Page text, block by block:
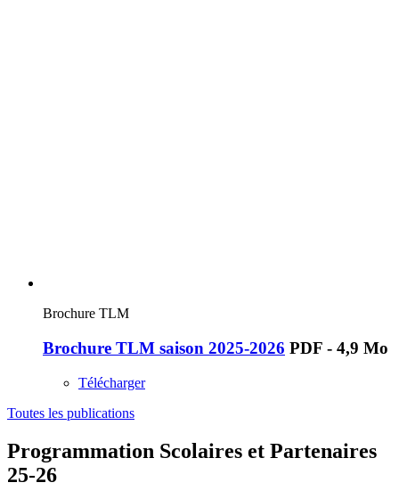
Brochure TLM
Brochure TLM saison 2025-2026 PDF - 4,9 Mo
Télécharger
Toutes les publications
Programmation Scolaires et Partenaires
25-26